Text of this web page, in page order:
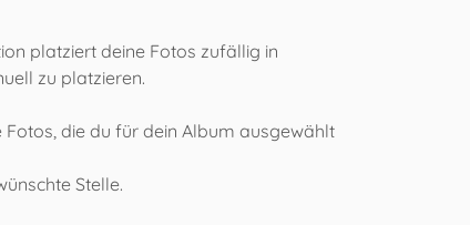
platziert deine Fotos zufällig in
zu platzieren.
die du für dein Album ausgewählt
Stelle.